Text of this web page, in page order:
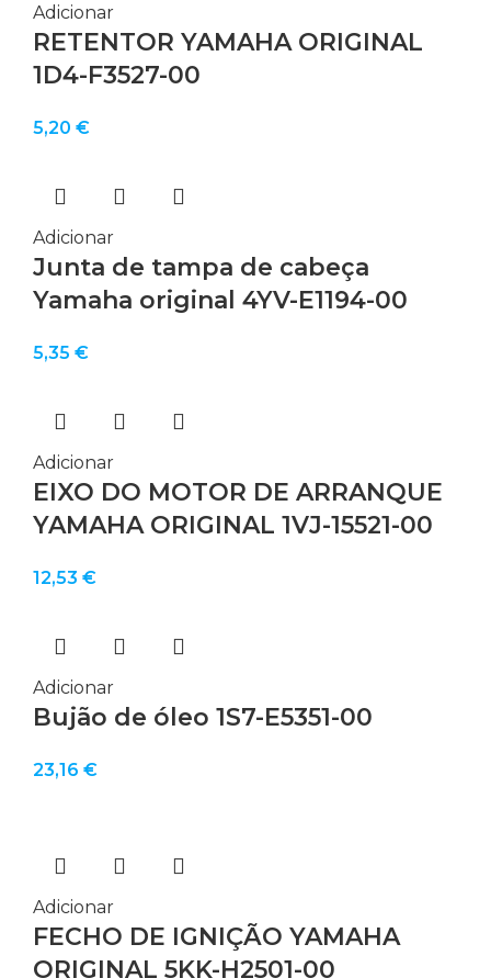
Adicionar
RETENTOR YAMAHA ORIGINAL
1D4-F3527-00
5,20 €
Adicionar
Junta de tampa de cabeça
Yamaha original 4YV-E1194-00
5,35 €
Adicionar
EIXO DO MOTOR DE ARRANQUE
YAMAHA ORIGINAL 1VJ-15521-00
12,53 €
Adicionar
Bujão de óleo 1S7-E5351-00
23,16 €
Adicionar
FECHO DE IGNIÇÃO YAMAHA
ORIGINAL 5KK-H2501-00